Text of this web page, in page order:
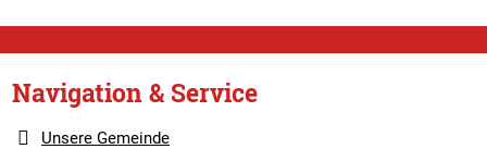
Navigation & Service
Unsere Gemeinde